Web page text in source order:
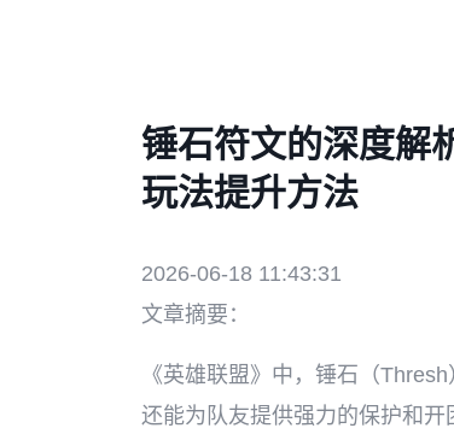
锤石符文的深度解
玩法提升方法
2026-06-18 11:43:31
文章摘要：
《英雄联盟》中，锤石（
还能为队友提供强力的保护和